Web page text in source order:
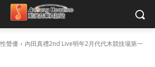
聲優
內田真禮2nd Live明年2月代代木競技場第一